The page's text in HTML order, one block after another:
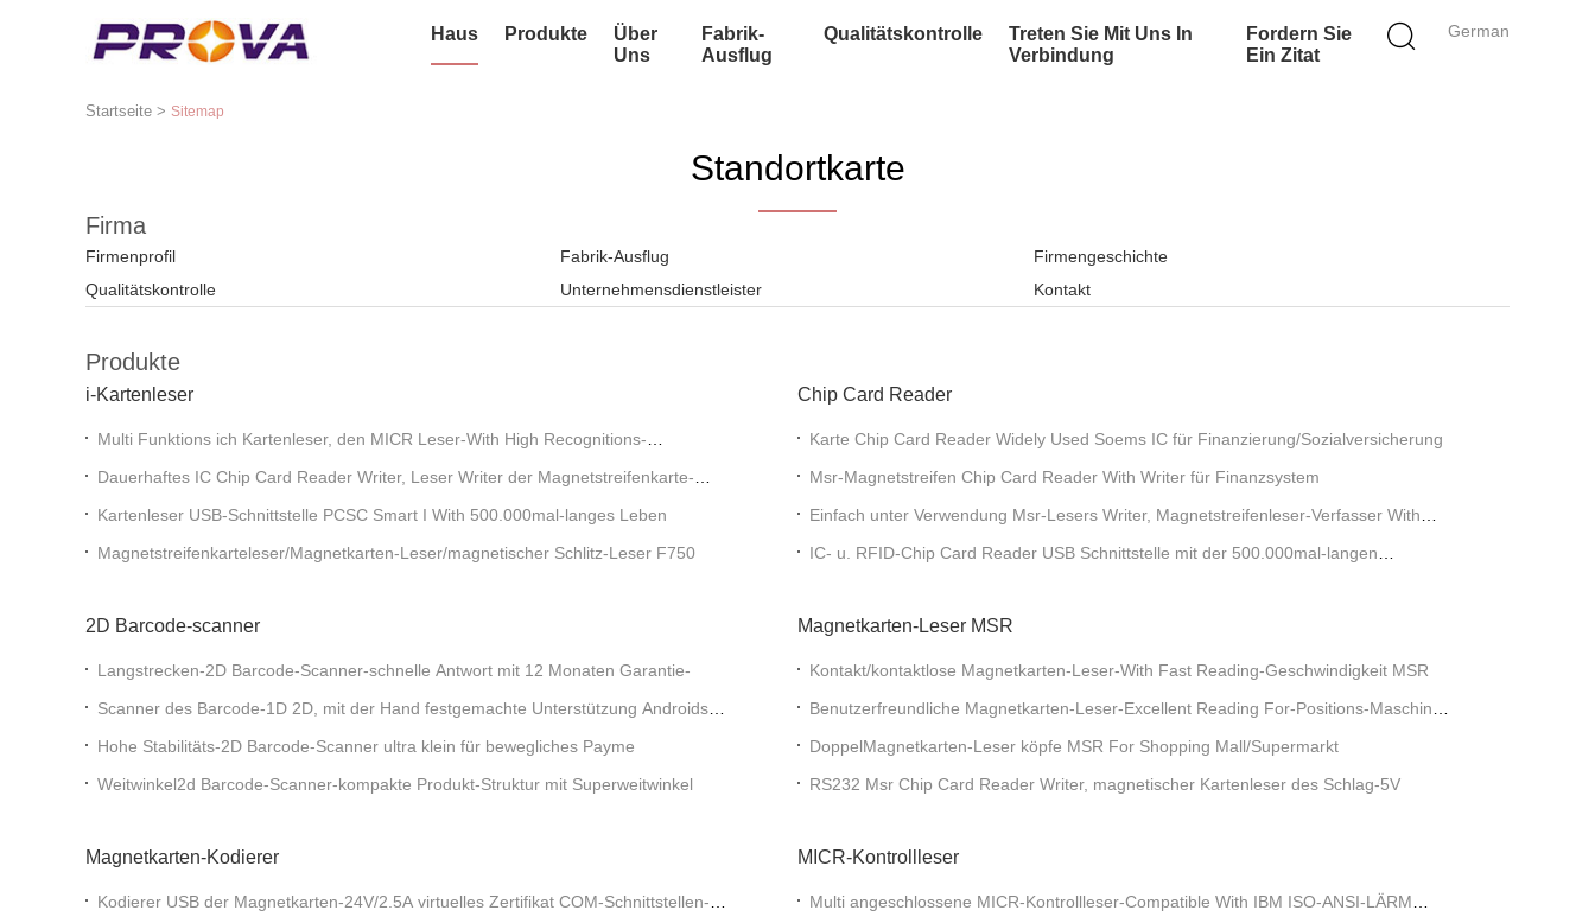
German
Haus Produkte
Über
Uns
Fabrik-
Ausflug
Qualitätskontrolle
Treten Sie Mit Uns In
Verbindung
Fordern Sie
Ein Zitat
Startseite > Sitemap
Standortkarte
Firma
Firmenprofil Fabrik-Ausflug
Firmengeschichte
Qualitätskontrolle
Unternehmensdienstleister Kontakt
Produkte
i-Kartenleser
Multi Funktions ich Kartenleser, den MICR Leser-With High Recognitions-
Dauerhaftes IC Chip Card Reader Writer, Leser Writer der Magnetstreifenkarte-
Kartenleser USB-Schnittstelle PCSC Smart I With 500.000mal-langes Leben
Magnetstreifenkarteleser/Magnetkarten-Leser/magnetischer Schlitz-Leser F750
Chip Card Reader
Karte Chip Card Reader Widely Used Soems IC für Finanzierung/Sozialversicherung
Msr-Magnetstreifen Chip Card Reader With Writer für Finanzsystem
Einfach unter Verwendung Msr-Lesers Writer, Magnetstreifenleser-Verfasser With
IC- u. RFID-Chip Card Reader USB Schnittstelle mit der 500.000mal-langen
2D Barcode-scanner
Langstrecken-2D Barcode-Scanner-schnelle Antwort mit 12 Monaten Garantie-
Scanner des Barcode-1D 2D, mit der Hand festgemachte Unterstützung Androids
Hohe Stabilitäts-2D Barcode-Scanner ultra klein für bewegliches Payme
Weitwinkel2d Barcode-Scanner-kompakte Produkt-Struktur mit Superweitwinkel
Magnetkarten-Leser MSR
Kontakt/kontaktlose Magnetkarten-Leser-With Fast Reading-Geschwindigkeit MSR
Benutzerfreundliche Magnetkarten-Leser-Excellent Reading For-Positions-Maschine
DoppelMagnetkarten-Leser köpfe MSR For Shopping Mall/Supermarkt
RS232 Msr Chip Card Reader Writer, magnetischer Kartenleser des Schlag-5V
Magnetkarten-Kodierer
Kodierer USB der Magnetkarten-24V/2.5A virtuelles Zertifikat COM-Schnittstellen-
MICR-Kontrollleser
Multi angeschlossene MICR-Kontrollleser-Compatible With IBM ISO-ANSI-LÄRM